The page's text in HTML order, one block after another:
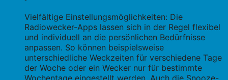
Vielfältige Einstellungsmöglichkeiten: Die
Radiowecker-Apps lassen sich in der Regel flexibel
und individuell an die persönlichen Bedürfnisse
anpassen. So können beispielsweise
unterschiedliche Weckzeiten für verschiedene Tage
der Woche oder ein Wecker nur für bestimmte